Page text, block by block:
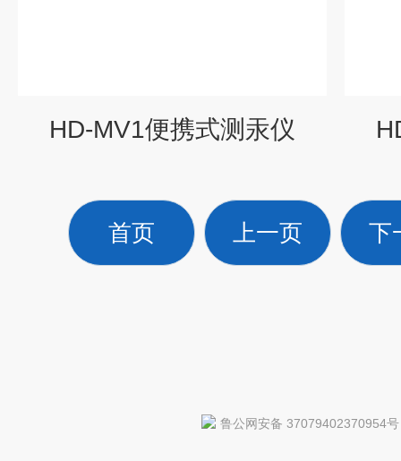
HD-MV1便携式测汞仪
首页 上一页 下
鲁公网安备 37079402370954号